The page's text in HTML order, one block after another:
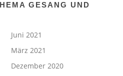
GESANG UND
Juni 2021
März 2021
Dezember 2020